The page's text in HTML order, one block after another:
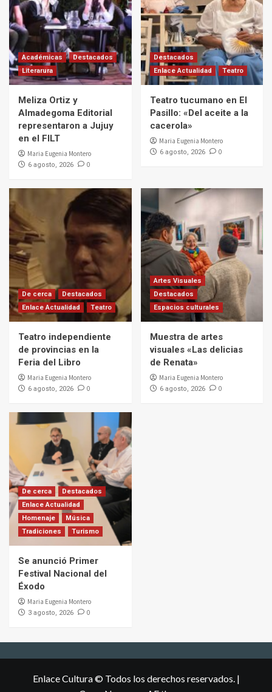
Académicas
Destacados
Literarura
Meliza Ortiz y
Almadegoma Editorial
representaron a Jujuy
en el FILT
Maria Eugenia Montero
6 agosto, 2026 0
Destacados
Enlace Actualidad
Teatro
Teatro tucumano en El
Pasillo: «Del aceite a la
cacerola»
Maria Eugenia Montero
6 agosto, 2026 0
De cerca
Destacados
Enlace Actualidad
Teatro
Teatro independiente
de provincias en la
Feria del Libro
Maria Eugenia Montero
6 agosto, 2026 0
Artes Visuales
Destacados
Espacios culturales
Muestra de artes
visuales «Las delicias
de Renata»
Maria Eugenia Montero
6 agosto, 2026 0
De cerca
Destacados
Enlace Actualidad
Homenaje
Música
Tradiciones
Turismo
Se anunció Primer
Festival Nacional del
Éxodo
Maria Eugenia Montero
3 agosto, 2026 0
Enlace Cultura © Todos los derechos reservados. |